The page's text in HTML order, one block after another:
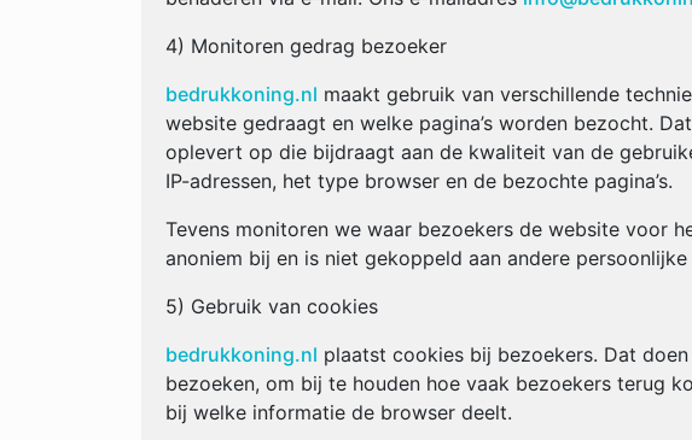
4) Monitoren gedrag bezoeker
bedrukkoning.nl maakt gebruik van verschillende
website gedraagt en welke pagina’s worden bezocht.
oplevert op die bijdraagt aan de kwaliteit van de
IP-adressen, het type browser en de bezochte pagina’s.
Tevens monitoren we waar bezoekers de website voor
anoniem bij en is niet gekoppeld aan andere
5) Gebruik van cookies
bedrukkoning.nl plaatst cookies bij bezoekers. Dat
bezoeken, om bij te houden hoe vaak bezoekers terug
bij welke informatie de browser deelt.